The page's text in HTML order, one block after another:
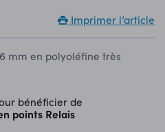
Imprimer l’article
mm en polyoléfine très
bénéficier de
points Relais